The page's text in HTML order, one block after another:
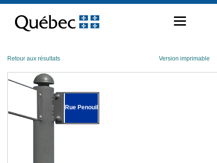
contenu
Retour aux résultats Version imprimable
Rue Penouil